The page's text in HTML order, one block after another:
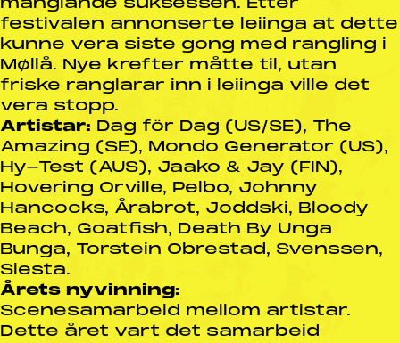
festivalen annonserte leiinga at dette
kunne vera siste gong med rangling i
Møllå. Nye krefter måtte til, utan
friske ranglarar inn i leiinga ville det
vera stopp.
Artistar: Dag för Dag (US/SE), The
Amazing (SE), Mondo Generator (US),
Hy-Test (AUS), Jaako & Jay (FIN),
Hovering Orville, Pelbo, Johnny
Hancocks, Årabrot, Joddski, Bloody
Beach, Goatfish, Death By Unga
Bunga, Torstein Obrestad, Svenssen,
Siesta.
Årets nyvinning:
Scenesamarbeid mellom artistar.
Dette året vart det samarbeid